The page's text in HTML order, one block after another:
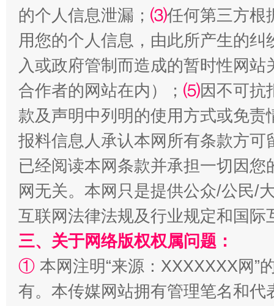
揭批美国五大"原罪" "炒
解纷+调解+退费，一次搞定
的个人信息泄漏； ⑶任何第三方根
用您的个人信息，由此所产生的纠
入或政府管制而造成的暂时性网
合作者的网站在内）； ⑸因不可抗
款及声明中列明的使用方式或免责
报料信息人承认本网所有条款方
已经阅读本网条款并承担一切因
网无关。本网只是提供公众/公民/
互联网法律法规及行业规定和国
三、关于网络版权权属问题：
① 本网注明“来源：XXXXXXX网”
有。本传媒网站拥有管理笔名和